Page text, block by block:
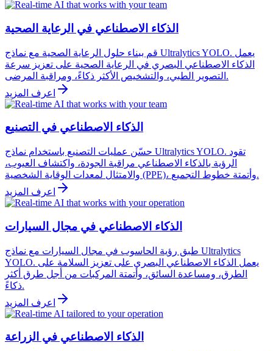
الذكاء الاصطناعي في الرعاية الصحية
قم ببناء حلول الرعاية الصحية مع نماذج Ultralytics YOLO. يعمل
الذكاء الاصطناعي البصري في الرعاية الصحية على تعزيز سرعة
التصوير الطبي، والتشخيص الأكثر ذكاءً، ومراقبة المرضى.
اعرف المزيد
الذكاء الاصطناعي في التصنيع
حسّن عمليات التصنيع باستخدام نماذج Ultralytics YOLO. تقود
الرؤية بالذكاء الاصطناعي مراقبة الجودة، واكتشاف العيوب،
والامتثال لمعدات الوقاية الشخصية (PPE)، وأتمتة خطوط التجميع.
اعرف المزيد
الذكاء الاصطناعي في مجال السيارات
طبق رؤية الحاسوب في مجال السيارات مع نماذج Ultralytics
YOLO. يعمل الذكاء الاصطناعي البصري على تعزيز السلامة على
الطرق، ومساعدة السائق، وأتمتة المركبات من أجل طرق أكثر
ذكاءً.
اعرف المزيد
الذكاء الاصطناعي في الزراعة